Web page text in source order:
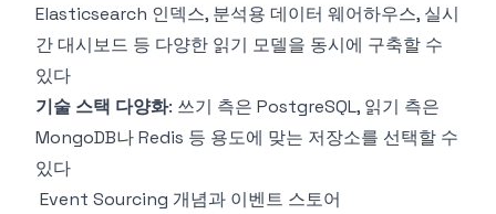
Elasticsearch 인덱스, 분석용 데이터 웨어하우스, 실시
간 대시보드 등 다양한 읽기 모델을 동시에 구축할 수
있다
기술 스택 다양화: 쓰기 측은 PostgreSQL, 읽기 측은
MongoDB나 Redis 등 용도에 맞는 저장소를 선택할 수
있다
Event Sourcing 개념과 이벤트 스토어